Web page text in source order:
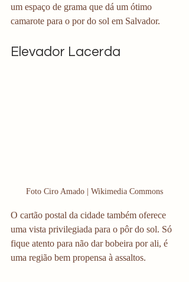
um espaço de grama que dá um ótimo
camarote para o por do sol em Salvador.
Elevador Lacerda
Foto Ciro Amado | Wikimedia Commons
O cartão postal da cidade também oferece
uma vista privilegiada para o pôr do sol. Só
fique atento para não dar bobeira por ali, é
uma região bem propensa à assaltos.